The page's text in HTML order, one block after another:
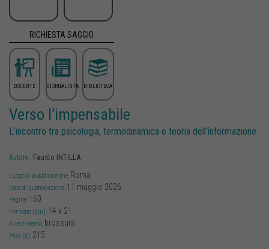
RICHIESTA SAGGIO
DOCENTE GIORNALISTA BIBLIOTECA
Verso l’impensabile
L’incontro tra psicologia, termodinamica e teoria dell’informazione
Autore: Fausto INTILLA
Luogo di pubblicazione: Roma
Data di pubblicazione: 11 maggio 2026
Pagine: 160
Formato (cm): 14 x 21
Allestimento: brossura
Peso (g): 215